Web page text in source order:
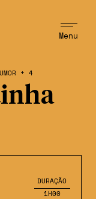
Menu
DURAÇÃO
1H00
+ 4